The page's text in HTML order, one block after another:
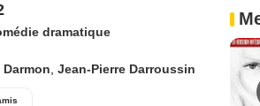
dramatique
Darmon Jean-Pierre Darroussin